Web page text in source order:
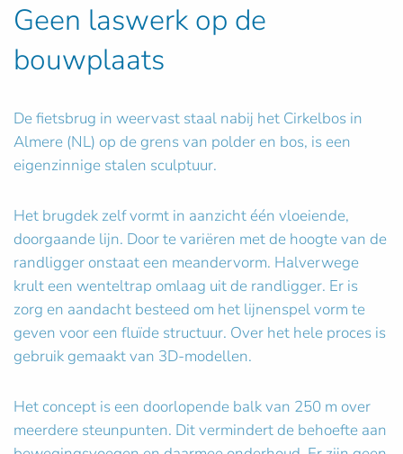
Geen laswerk op de
bouwplaats
De fietsbrug in weervast staal nabij het Cirkelbos in
Almere (NL) op de grens van polder en bos, is een
eigenzinnige stalen sculptuur.
Het brugdek zelf vormt in aanzicht één vloeiende,
doorgaande lijn. Door te variëren met de hoogte van de
randligger onstaat een meandervorm. Halverwege
krult een wenteltrap omlaag uit de randligger. Er is
zorg en aandacht besteed om het lijnenspel vorm te
geven voor een fluïde structuur. Over het hele proces is
gebruik gemaakt van 3D-modellen.
Het concept is een doorlopende balk van 250 m over
meerdere steunpunten. Dit vermindert de behoefte aan